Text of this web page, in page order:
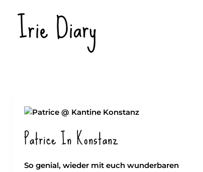
Inhalt
springenIrie Diary
Patrice In Konstanz
So genial, wieder mit euch wunderbaren